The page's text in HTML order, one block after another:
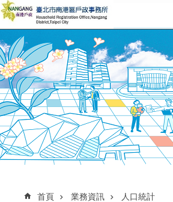
首頁 業務資訊
人口統計